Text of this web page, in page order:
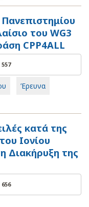
του WG3
CPP4ALL
557
Έρευνα
κατά της
Ιονίου
Διακήρυξη της
656